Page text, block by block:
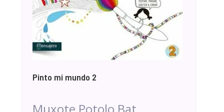
Pinto mi mundo 2